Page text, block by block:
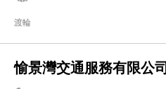
渡輪
愉景灣交通服務有限公司